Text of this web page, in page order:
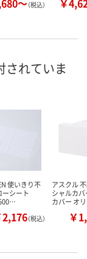
（税込）
されていま
使いきり不
ーシート
2,176（税込）
アスクル
シャルカ
カバー オ
￥